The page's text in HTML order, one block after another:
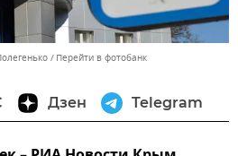
Перейти в фотобанк
Дзен Telegram